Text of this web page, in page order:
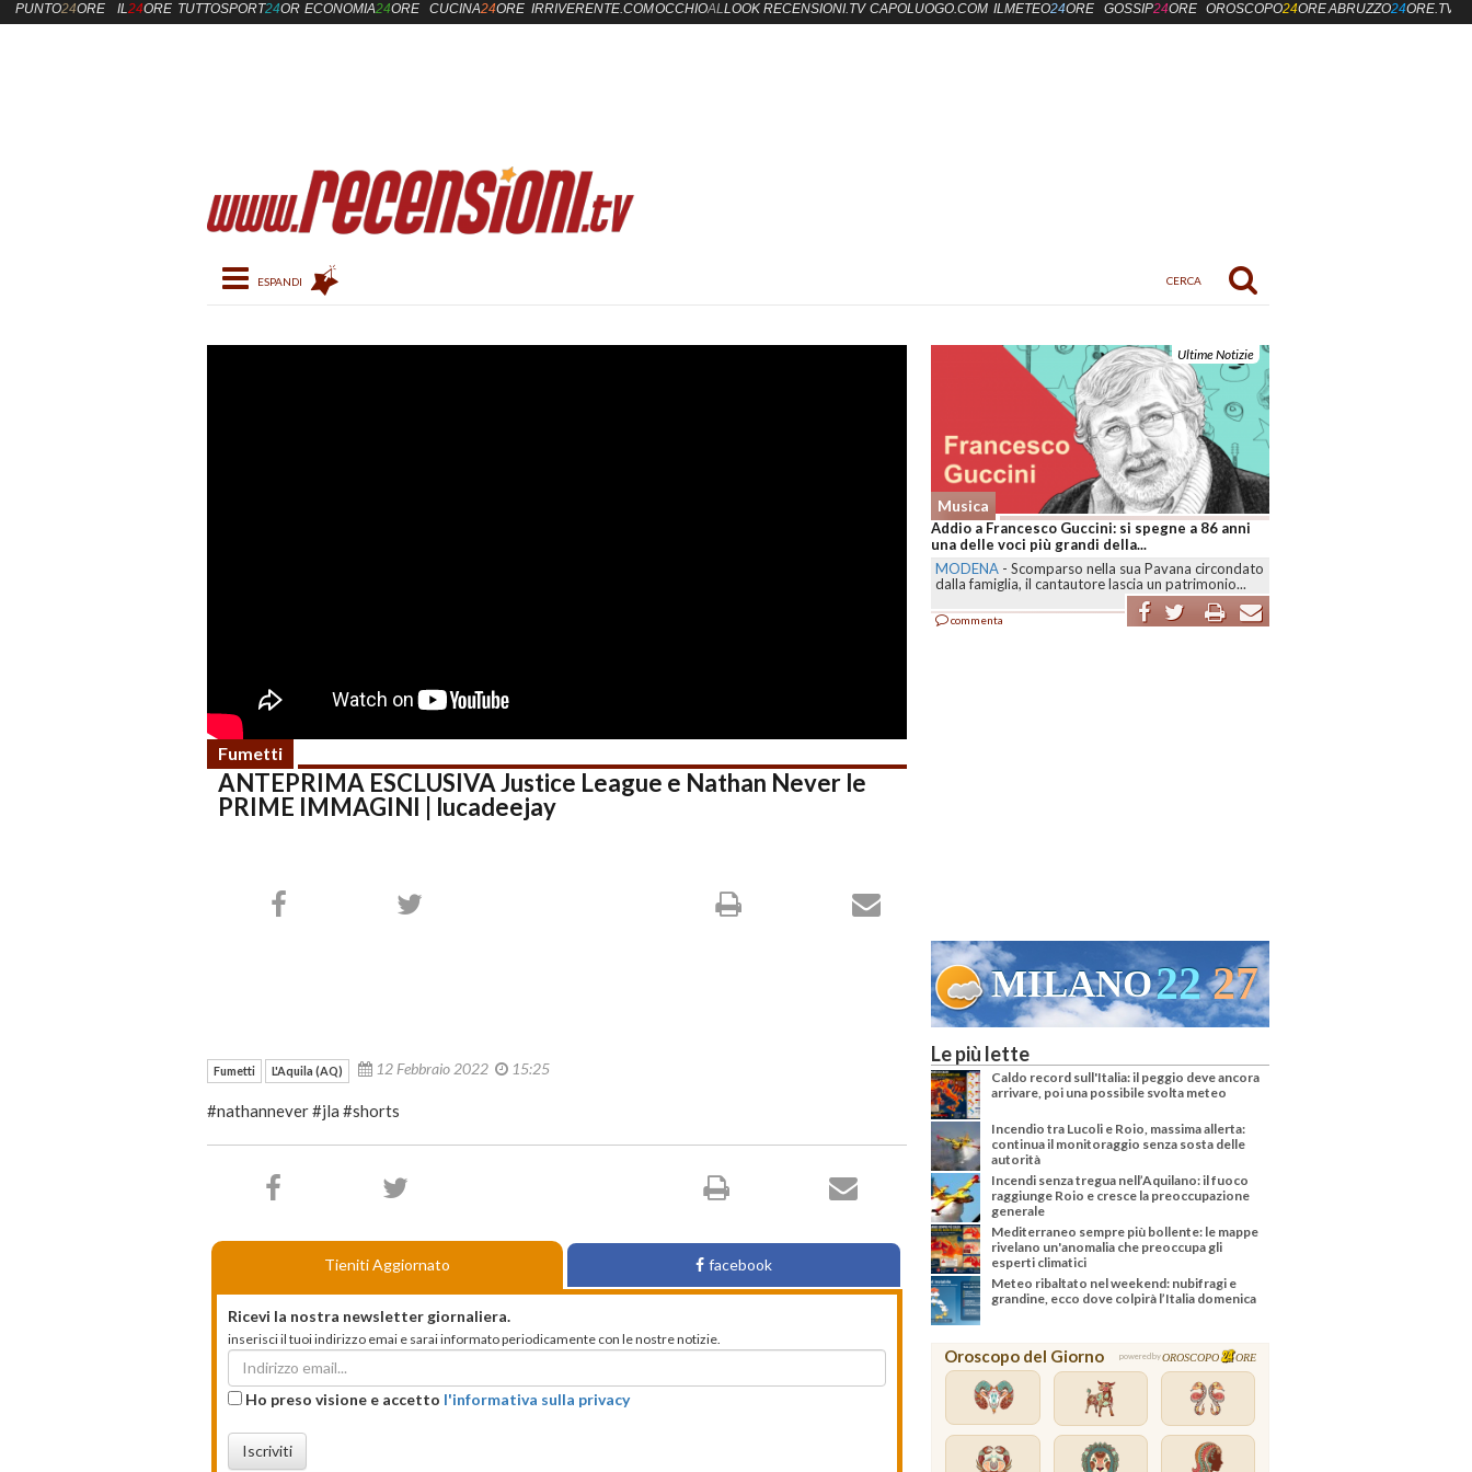
Toggle navigation
Fumetti
ANTEPRIMA ESCLUSIVA Justice League e Nathan Never le
PRIME IMMAGINI | lucadeejay
Ultime Notizie
Musica
Addio a Francesco Guccini: si spegne a 86 anni
una delle voci più grandi della...
MODENA - Scomparso nella sua Pavana circondato
dalla famiglia, il cantautore lascia un patrimonio...
commenta
MILANO22 27
Fumetti L'Aquila (AQ) 12 Febbraio 2022 15:25
#nathannever #jla #shorts
Tieniti Aggiornato facebook
Ricevi la nostra newsletter giornaliera.
inserisci il tuoi indirizzo emai e sarai informato periodicamente con le nostre notizie.
Ho preso visione e accetto l'informativa sulla privacy
Iscriviti
Le più lette
Caldo record sull'Italia: il peggio deve ancora
arrivare, poi una possibile svolta meteo
Incendio tra Lucoli e Roio, massima allerta:
continua il monitoraggio senza sosta delle
autorità
Incendi senza tregua nell’Aquilano: il fuoco
raggiunge Roio e cresce la preoccupazione
generale
Mediterraneo sempre più bollente: le mappe
rivelano un'anomalia che preoccupa gli
esperti climatici
Meteo ribaltato nel weekend: nubifragi e
grandine, ecco dove colpirà l’Italia domenica
Oroscopo del Giorno powered byOROSCOPO ORE
PUNTO24ORE IL24ORE TUTTOSPORT24OREECONOMIA24ORE CUCINA24ORE IRRIVERENTE.COMOCCHIOALLOOK RECENSIONI.TV CAPOLUOGO.COM ILMETEO24ORE GOSSIP24ORE OROSCOPO24OREABRUZZO24ORE.TV